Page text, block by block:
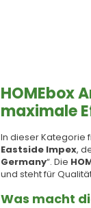
HOMEbox
maximale
In dieser Kategorie
Eastside Impex,
Germany“. Die
und steht für
Was macht